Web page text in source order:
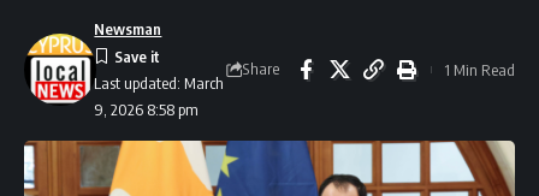
Last updated: March
9, 2026 8:58 pm
Newsman
Share 1 Min Read